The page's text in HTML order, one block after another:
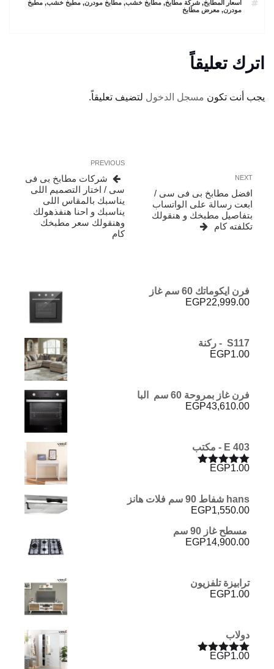
TAGS
اسعار المطابخ,شركة مطابخ,مطابخ خشب,مطابخ مودرن,مطبخ خشب,مطبخ
مودرن,معرض مطابخ
اترك تعليقاً
يجب أنت تكون مسجل الدخول لتضيف تعليقاً.
المقالات
Previous
Post
PREVIOUS
شركات مطابخ بى فى
سى / اختار التصميم اللى
يناسبك بالمقاس اللى
يناسبك و احنا هنفذهولك
وهنقولك سعر مطبخك
كام
Next
Post
NEXT
افضل مطابخ بى فى سى /
ابعت رسالة على الواتساب
بتفاصيل مطبخك و هنقولك
تكلفته كام
فرن ايكوماتك 60 سم غاز
EGP22,999.00
S117 - ركنة
EGP1.00
فرن غاز بمروحة 60 سم البا
EGP43,610.00
E 403 - مكتب
تم التقييم
EGP1.00
hans شفاط 90 سم فلات هانز
EGP1,550.00
مسطح غاز 90 سم
EGP14,900.00
ترابيزة تلفزيون
EGP1.00
دولاب
تم التقييم
EGP1.00